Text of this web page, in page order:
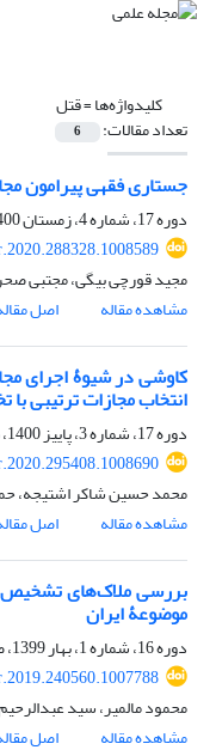
کلیدواژه‌ها =قتل
تعداد مقالات: 6
جستاری فقهی پیرامون
دوره 17، شماره 4، زمستان 1400، صفحه
مجید قورچی بیگی، مجتبی
مشاهده مقاله
اصل
کاوشی در شیوۀ اجرای
انتخاب مجازات ترتیبی با
دوره 17، شماره 3، پاییز 1400، صفحه
محمد حسین شاکر اشتیجه،
مشاهده مقاله
اصل
بررسی ملاک‌های
موضوعۀ ایران
دوره 16، شماره 1، بهار 1399، صفحه
محمود مالمیر، سید
مشاهده مقاله
اصل